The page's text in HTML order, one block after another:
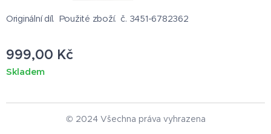
Originální díl. Použité zboží. č. 3451-6782362
999,00 Kč
Skladem
© 2024 Všechna práva vyhrazena